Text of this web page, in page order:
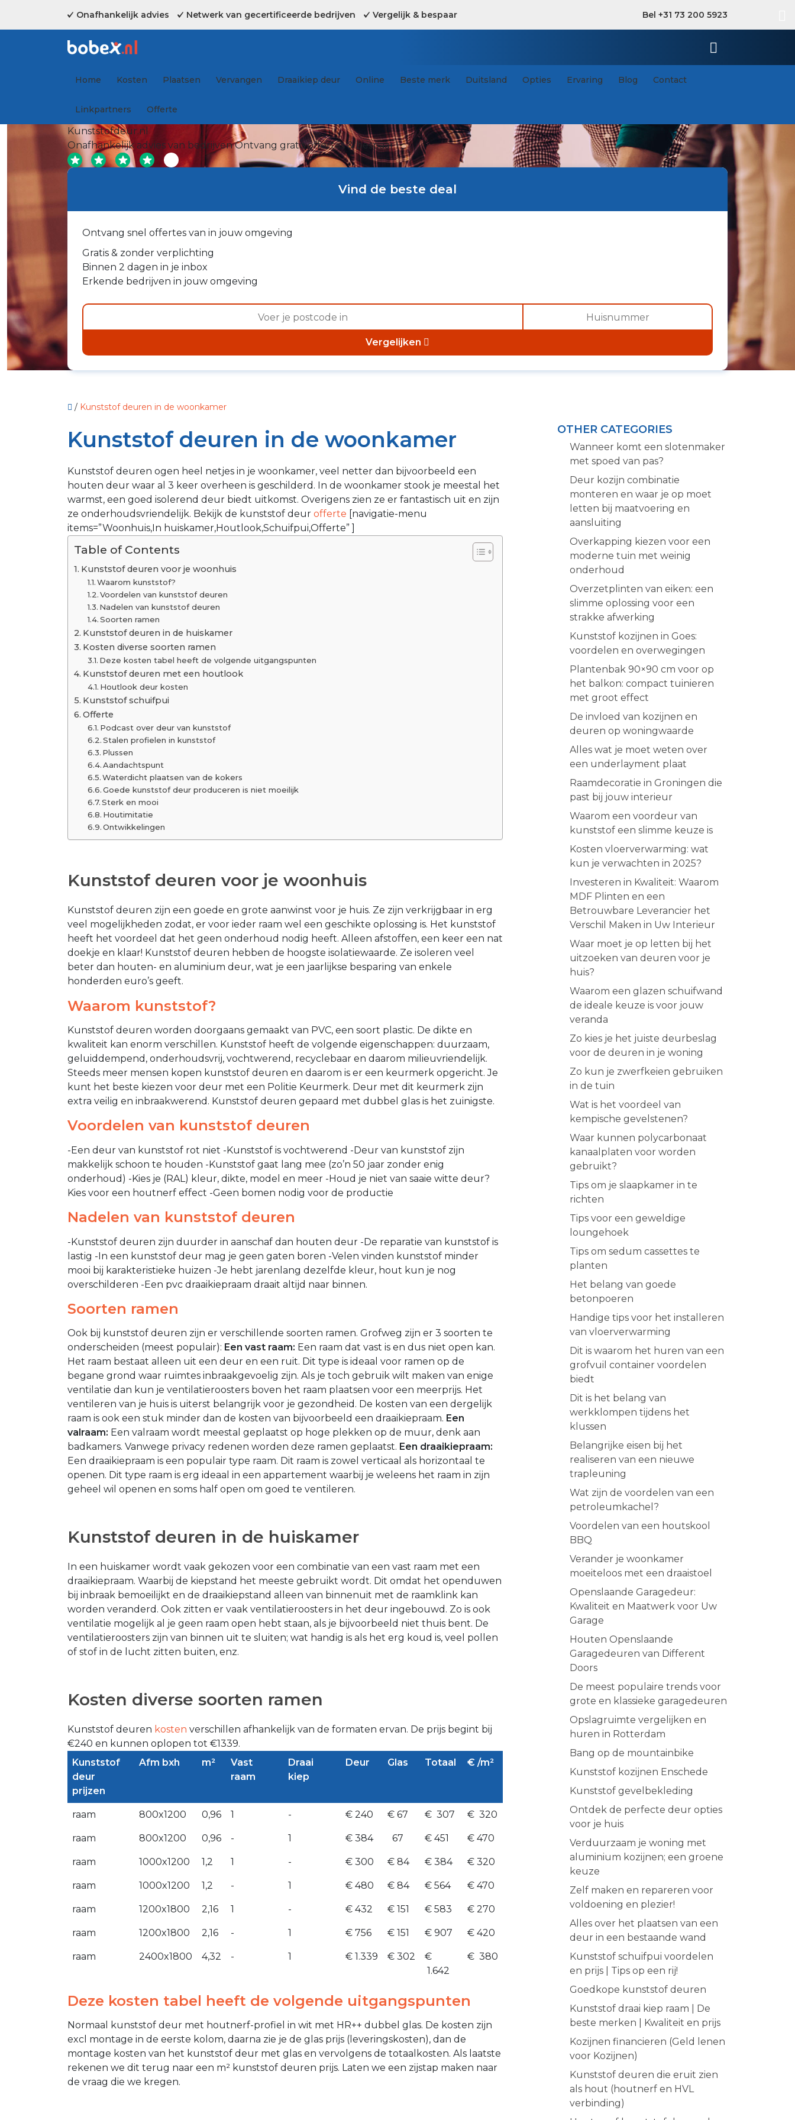
Onafhankelijk advies Netwerk van gecertificeerde bedrijven Vergelijk & bespaar Bel +31 73 200 5923
Home Kosten Plaatsen Vervangen Draaikiep deur Online Beste merk Duitsland Opties Ervaring Blog Contact
Linkpartners Offerte
Kunststofdeur.nl
Onafhankelijk advies van bedrijvenOntvang gratis offertes & bespaar !
Vind de beste deal
Ontvang snel offertes van in jouw omgeving
Gratis & zonder verplichting
Binnen 2 dagen in je inbox
Erkende bedrijven in jouw omgeving
Vergelijken
/ Kunststof deuren in de woonkamer
Kunststof deuren in de woonkamer
Kunststof deuren ogen heel netjes in je woonkamer, veel netter dan bijvoorbeeld een
houten deur waar al 3 keer overheen is geschilderd. In de woonkamer stook je meestal het
warmst, een goed isolerend deur biedt uitkomst. Overigens zien ze er fantastisch uit en zijn
ze onderhoudsvriendelijk. Bekijk de kunststof deur offerte [navigatie-menu
items=”Woonhuis,In huiskamer,Houtlook,Schuifpui,Offerte” ]
Table of Contents
Kunststof deuren voor je woonhuis
Waarom kunststof?
Voordelen van kunststof deuren
Nadelen van kunststof deuren
Soorten ramen
Kunststof deuren in de huiskamer
Kosten diverse soorten ramen
Deze kosten tabel heeft de volgende uitgangspunten
Kunststof deuren met een houtlook
Houtlook deur kosten
Kunststof schuifpui
Offerte
Podcast over deur van kunststof
Stalen profielen in kunststof
Plussen
Aandachtspunt
Waterdicht plaatsen van de kokers
Goede kunststof deur produceren is niet moeilijk
Sterk en mooi
Houtimitatie
Ontwikkelingen
Kunststof deuren voor je woonhuis
Kunststof deuren zijn een goede en grote aanwinst voor je huis. Ze zijn verkrijgbaar in erg
veel mogelijkheden zodat, er voor ieder raam wel een geschikte oplossing is. Het kunststof
heeft het voordeel dat het geen onderhoud nodig heeft. Alleen afstoffen, een keer een nat
doekje en klaar! Kunststof deuren hebben de hoogste isolatiewaarde. Ze isoleren veel
beter dan houten- en aluminium deur, wat je een jaarlijkse besparing van enkele
honderden euro’s geeft.
Waarom kunststof?
Kunststof deuren worden doorgaans gemaakt van PVC, een soort plastic. De dikte en
kwaliteit kan enorm verschillen. Kunststof heeft de volgende eigenschappen: duurzaam,
geluiddempend, onderhoudsvrij, vochtwerend, recyclebaar en daarom milieuvriendelijk.
Steeds meer mensen kopen kunststof deuren en daarom is er een keurmerk opgericht. Je
kunt het beste kiezen voor deur met een Politie Keurmerk. Deur met dit keurmerk zijn
extra veilig en inbraakwerend. Kunststof deuren gepaard met dubbel glas is het zuinigste.
Voordelen van kunststof deuren
-Een deur van kunststof rot niet -Kunststof is vochtwerend -Deur van kunststof zijn
makkelijk schoon te houden -Kunststof gaat lang mee (zo’n 50 jaar zonder enig
onderhoud) -Kies je (RAL) kleur, dikte, model en meer -Houd je niet van saaie witte deur?
Kies voor een houtnerf effect -Geen bomen nodig voor de productie
Nadelen van kunststof deuren
-Kunststof deuren zijn duurder in aanschaf dan houten deur -De reparatie van kunststof is
lastig -In een kunststof deur mag je geen gaten boren -Velen vinden kunststof minder
mooi bij karakteristieke huizen -Je hebt jarenlang dezelfde kleur, hout kun je nog
overschilderen -Een pvc draaikiepraam draait altijd naar binnen.
Soorten ramen
Ook bij kunststof deuren zijn er verschillende soorten ramen. Grofweg zijn er 3 soorten te
onderscheiden (meest populair): Een vast raam: Een raam dat vast is en dus niet open kan.
Het raam bestaat alleen uit een deur en een ruit. Dit type is ideaal voor ramen op de
begane grond waar ruimtes inbraakgevoelig zijn. Als je toch gebruik wilt maken van enige
ventilatie dan kun je ventilatieroosters boven het raam plaatsen voor een meerprijs. Het
ventileren van je huis is uiterst belangrijk voor je gezondheid. De kosten van een dergelijk
raam is ook een stuk minder dan de kosten van bijvoorbeeld een draaikiepraam. Een
valraam: Een valraam wordt meestal geplaatst op hoge plekken op de muur, denk aan
badkamers. Vanwege privacy redenen worden deze ramen geplaatst. Een draaikiepraam:
Een draaikiepraam is een populair type raam. Dit raam is zowel verticaal als horizontaal te
openen. Dit type raam is erg ideaal in een appartement waarbij je weleens het raam in zijn
geheel wil openen en soms half open om goed te ventileren.
Kunststof deuren in de huiskamer
In een huiskamer wordt vaak gekozen voor een combinatie van een vast raam met een
draaikiepraam. Waarbij de kiepstand het meeste gebruikt wordt. Dit omdat het openduwen
bij inbraak bemoeilijkt en de draaikiepstand alleen van binnenuit met de raamklink kan
worden veranderd. Ook zitten er vaak ventilatieroosters in het deur ingebouwd. Zo is ook
ventilatie mogelijk al je geen raam open hebt staan, als je bijvoorbeeld niet thuis bent. De
ventilatieroosters zijn van binnen uit te sluiten; wat handig is als het erg koud is, veel pollen
of stof in de lucht zitten buiten, enz.
Kosten diverse soorten ramen
Kunststof deuren kosten verschillen afhankelijk van de formaten ervan. De prijs begint bij
€240 en kunnen oplopen tot €1339.
Kunststof
deur
prijzen
Afm bxh m²
Vast
raam
Draai
kiep
Deur Glas Totaal € /m²
raam 800x1200 0,96 1 - € 240 € 67 € 307 € 320
raam 800x1200 0,96 - 1 € 384 67 € 451 € 470
raam 1000x1200 1,2 1 - € 300 € 84 € 384 € 320
raam 1000x1200 1,2 - 1 € 480 € 84 € 564 € 470
raam 1200x1800 2,16 1 - € 432 € 151 € 583 € 270
raam 1200x1800 2,16 - 1 € 756 € 151 € 907 € 420
raam 2400x1800 4,32 - 1 € 1.339 € 302
€
1.642
€ 380
Deze kosten tabel heeft de volgende uitgangspunten
Normaal kunststof deur met houtnerf-profiel in wit met HR++ dubbel glas. De kosten zijn
excl montage in de eerste kolom, daarna zie je de glas prijs (leveringskosten), dan de
montage kosten van het kunststof deur met glas en vervolgens de totaalkosten. Als laatste
rekenen we dit terug naar een m² kunststof deuren prijs. Laten we een zijstap maken naar
de vraag die we kregen.
OTHER CATEGORIES
Wanneer komt een slotenmaker
met spoed van pas?
Deur kozijn combinatie
monteren en waar je op moet
letten bij maatvoering en
aansluiting
Overkapping kiezen voor een
moderne tuin met weinig
onderhoud
Overzetplinten van eiken: een
slimme oplossing voor een
strakke afwerking
Kunststof kozijnen in Goes:
voordelen en overwegingen
Plantenbak 90×90 cm voor op
het balkon: compact tuinieren
met groot effect
De invloed van kozijnen en
deuren op woningwaarde
Alles wat je moet weten over
een underlayment plaat
Raamdecoratie in Groningen die
past bij jouw interieur
Waarom een voordeur van
kunststof een slimme keuze is
Kosten vloerverwarming: wat
kun je verwachten in 2025?
Investeren in Kwaliteit: Waarom
MDF Plinten en een
Betrouwbare Leverancier het
Verschil Maken in Uw Interieur
Waar moet je op letten bij het
uitzoeken van deuren voor je
huis?
Waarom een glazen schuifwand
de ideale keuze is voor jouw
veranda
Zo kies je het juiste deurbeslag
voor de deuren in je woning
Zo kun je zwerfkeien gebruiken
in de tuin
Wat is het voordeel van
kempische gevelstenen?
Waar kunnen polycarbonaat
kanaalplaten voor worden
gebruikt?
Tips om je slaapkamer in te
richten
Tips voor een geweldige
loungehoek
Tips om sedum cassettes te
planten
Het belang van goede
betonpoeren
Handige tips voor het installeren
van vloerverwarming
Dit is waarom het huren van een
grofvuil container voordelen
biedt
Dit is het belang van
werkklompen tijdens het
klussen
Belangrijke eisen bij het
realiseren van een nieuwe
trapleuning
Wat zijn de voordelen van een
petroleumkachel?
Voordelen van een houtskool
BBQ
Verander je woonkamer
moeiteloos met een draaistoel
Openslaande Garagedeur:
Kwaliteit en Maatwerk voor Uw
Garage
Houten Openslaande
Garagedeuren van Different
Doors
De meest populaire trends voor
grote en klassieke garagedeuren
Opslagruimte vergelijken en
huren in Rotterdam
Bang op de mountainbike
Kunststof kozijnen Enschede
Kunststof gevelbekleding
Ontdek de perfecte deur opties
voor je huis
Verduurzaam je woning met
aluminium kozijnen; een groene
keuze
Zelf maken en repareren voor
voldoening en plezier!
Alles over het plaatsen van een
deur in een bestaande wand
Kunststof schuifpui voordelen
en prijs | Tips op een rij!
Goedkope kunststof deuren
Kunststof draai kiep raam | De
beste merken | Kwaliteit en prijs
Kozijnen financieren (Geld lenen
voor Kozijnen)
Kunststof deuren die eruit zien
als hout (houtnerf en HVL
verbinding)